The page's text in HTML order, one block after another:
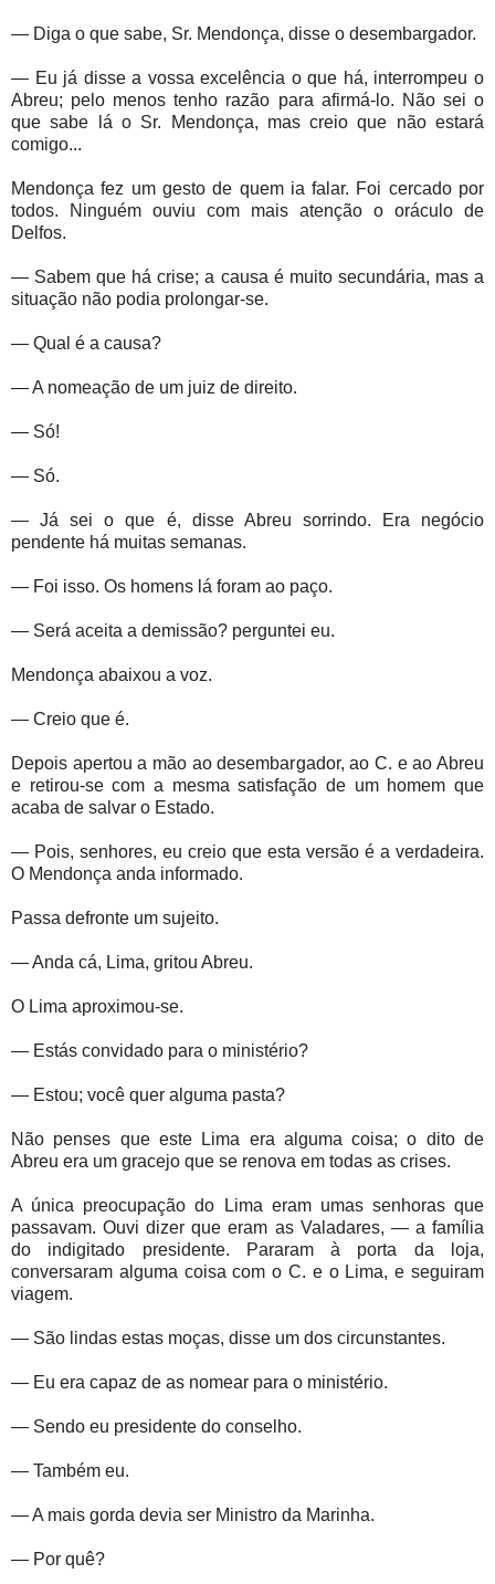
— Diga o que sabe, Sr. Mendonça, disse o desembargador.
— Eu já disse a vossa excelência o que há, interrompeu o
Abreu; pelo menos tenho razão para afirmá-lo. Não sei o
que sabe lá o Sr. Mendonça, mas creio que não estará
comigo...
Mendonça fez um gesto de quem ia falar. Foi cercado por
todos. Ninguém ouviu com mais atenção o oráculo de
Delfos.
— Sabem que há crise; a causa é muito secundária, mas a
situação não podia prolongar-se.
— Qual é a causa?
— A nomeação de um juiz de direito.
— Só!
— Só.
— Já sei o que é, disse Abreu sorrindo. Era negócio
pendente há muitas semanas.
— Foi isso. Os homens lá foram ao paço.
— Será aceita a demissão? perguntei eu.
Mendonça abaixou a voz.
— Creio que é.
Depois apertou a mão ao desembargador, ao C. e ao Abreu
e retirou-se com a mesma satisfação de um homem que
acaba de salvar o Estado.
— Pois, senhores, eu creio que esta versão é a verdadeira.
O Mendonça anda informado.
Passa defronte um sujeito.
— Anda cá, Lima, gritou Abreu.
O Lima aproximou-se.
— Estás convidado para o ministério?
— Estou; você quer alguma pasta?
Não penses que este Lima era alguma coisa; o dito de
Abreu era um gracejo que se renova em todas as crises.
A única preocupação do Lima eram umas senhoras que
passavam. Ouvi dizer que eram as Valadares, — a família
do indigitado presidente. Pararam à porta da loja,
conversaram alguma coisa com o C. e o Lima, e seguiram
viagem.
— São lindas estas moças, disse um dos circunstantes.
— Eu era capaz de as nomear para o ministério.
— Sendo eu presidente do conselho.
— Também eu.
— A mais gorda devia ser Ministro da Marinha.
— Por quê?